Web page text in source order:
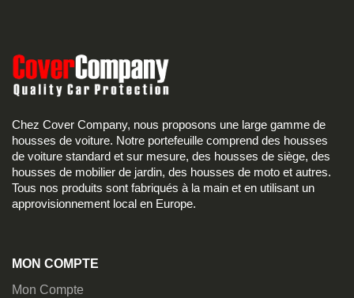
Chez Cover Company, nous proposons une large gamme de
housses de voiture. Notre portefeuille comprend des housses
de voiture standard et sur mesure, des housses de siège, des
housses de mobilier de jardin, des housses de moto et autres.
Tous nos produits sont fabriqués à la main et en utilisant un
approvisionnement local en Europe.
MON COMPTE
Mon Compte